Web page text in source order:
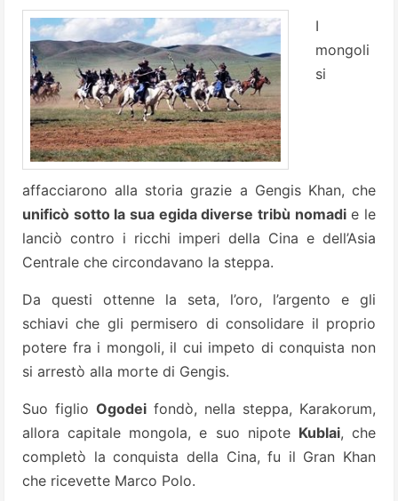
I
mongoli
si
affacciarono alla storia grazie a Gengis Khan, che
unificò sotto la sua egida diverse tribù nomadie le
lanciò contro i ricchi imperi della Cina e dell’Asia
Centrale che circondavano la steppa.
Da questi ottenne la seta, l’oro, l’argento e gli
schiavi che gli permisero di consolidare il proprio
potere fra i mongoli, il cui impeto di conquista non
si arrestò alla morte di Gengis.
Suo figlio Ogodei fondò, nella steppa, Karakorum,
allora capitale mongola, e suo nipote Kublai, che
completò la conquista della Cina, fu il Gran Khan
che ricevette Marco Polo.